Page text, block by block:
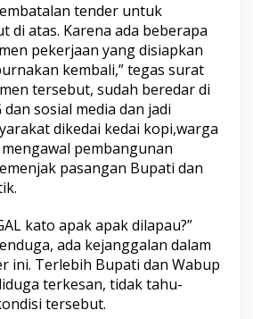
a
l
tender untuk
di atas. Karena ada beberapa
pekerjaan yang disiapkan
kembali,” tegas surat
tersebut, sudah beredar di
sosial media dan jadi
dikedai kedai kopi,warga
pembangunan
pasangan Bupati dan
kato apak apak dilapau?”
ada kejanggalan dalam
ini. Terlebih Bupati dan Wabup
terkesan, tidak tahu-
tersebut.